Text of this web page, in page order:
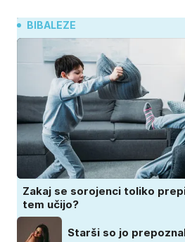
BIBALEZE
Zakaj se sorojenci toliko
tem učijo?
Starši so jo